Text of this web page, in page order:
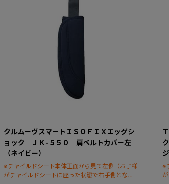
クルムーヴスマートＩＳＯＦＩＸエッグシ
ョック ＪＫ-５５０ 肩ベルトカバー左
（ネイビー）
※チャイルドシート本体正面から見て左側（お子様
がチャイルドシートに座った状態で右手側となり
※